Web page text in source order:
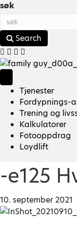
søk
Search
Y
o
Tjenester
Fordypnings-
Trening og
Kalkulatorer
Fotooppdrag
Loydlift
-e125
10. september 2021